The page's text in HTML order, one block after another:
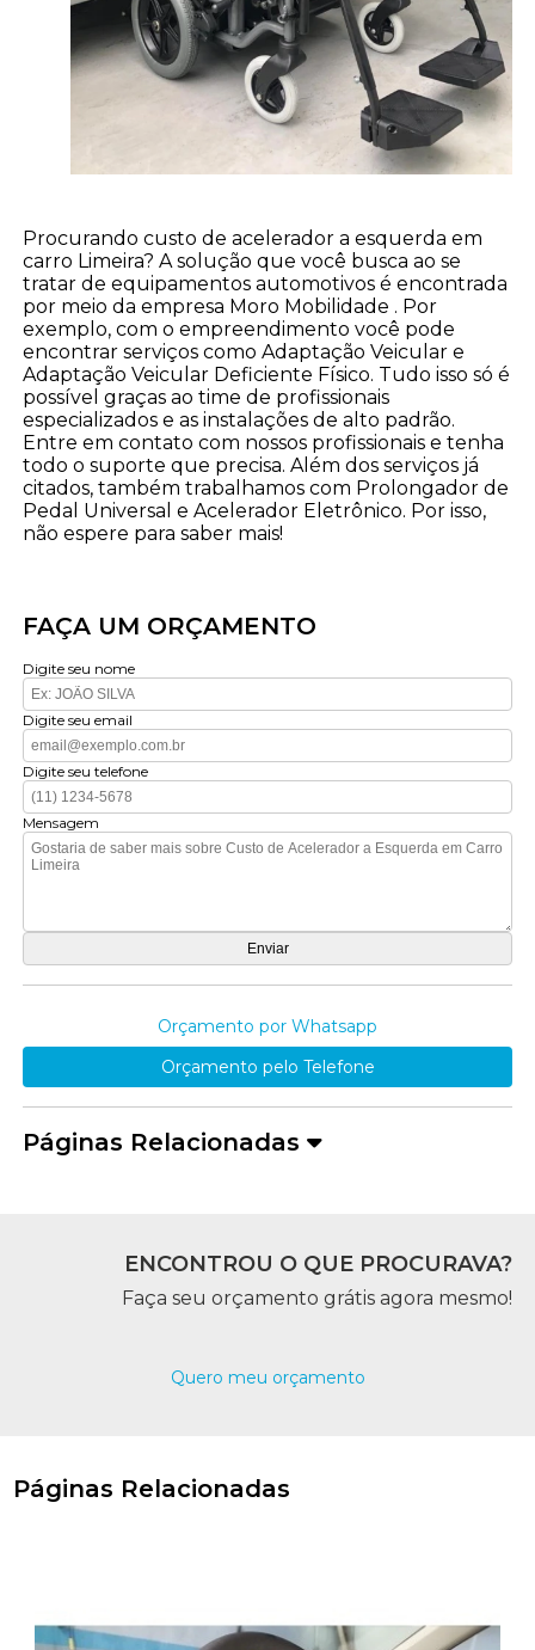
Procurando custo de acelerador a esquerda em
carro Limeira? A solução que você busca ao se
tratar de equipamentos automotivos é encontrada
por meio da empresa Moro Mobilidade . Por
exemplo, com o empreendimento você pode
encontrar serviços como Adaptação Veicular e
Adaptação Veicular Deficiente Físico. Tudo isso só é
possível graças ao time de profissionais
especializados e as instalações de alto padrão.
Entre em contato com nossos profissionais e tenha
todo o suporte que precisa. Além dos serviços já
citados, também trabalhamos com Prolongador de
Pedal Universal e Acelerador Eletrônico. Por isso,
não espere para saber mais!
FAÇA UM ORÇAMENTO
Digite seu nome
Digite seu email
Digite seu telefone
Mensagem
Orçamento por Whatsapp
Orçamento pelo Telefone
Páginas Relacionadas
ENCONTROU O QUE PROCURAVA?
Faça seu orçamento grátis agora mesmo!
Quero meu orçamento
Páginas Relacionadas